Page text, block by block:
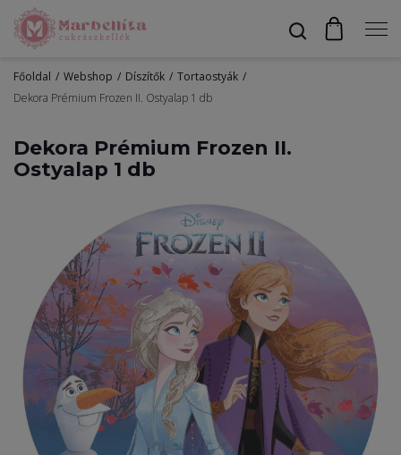
Bevonók
Díszítők
Alapanyagok
Egyéb
Profil
Főoldal Webshop Díszítők
Tortaostyák
Dekora Prémium Frozen II. Ostyalap 1 db
Dekora Prémium Frozen II.
Ostyalap 1 db